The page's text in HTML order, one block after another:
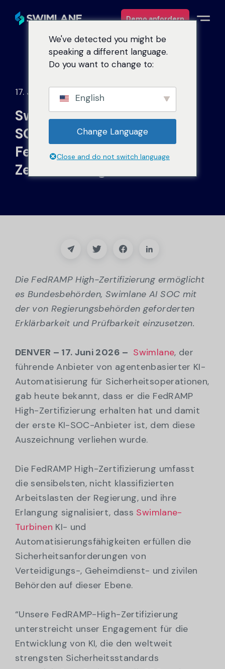
Demo anfordern
Warum Swimlane
Lösungen
Produkte
Dienstleistungen
Ressourcen
Blog
Unterstützung
Deutsch
Demo anfordern
17. Juni 2026
Swimlane ist die erste KI-
SOC-Plattform, die die
FedRAMP-High-
Zertifizierung erhält.
Die FedRAMP High-Zertifizierung ermöglicht
es Bundesbehörden, Swimlane AI SOC mit
der von Regierungsbehörden geforderten
Erklärbarkeit und Prüfbarkeit einzusetzen.
DENVER – 17. Juni 2026 – Swimlane, der
führende Anbieter von agentenbasierter KI-
Automatisierung für Sicherheitsoperationen,
gab heute bekannt, dass er die FedRAMP
High-Zertifizierung erhalten hat und damit
der erste KI-SOC-Anbieter ist, dem diese
Auszeichnung verliehen wurde.
Die FedRAMP High-Zertifizierung umfasst
die sensibelsten, nicht klassifizierten
Arbeitslasten der Regierung, und ihre
Erlangung signalisiert, dass Swimlane-
Turbinen KI- und
Automatisierungsfähigkeiten erfüllen die
Sicherheitsanforderungen von
Verteidigungs-, Geheimdienst- und zivilen
Behörden auf dieser Ebene.
“Unsere FedRAMP-High-Zertifizierung
unterstreicht unser Engagement für die
Entwicklung von KI, die den weltweit
strengsten Sicherheitsstandards
We've detected you might be
speaking a different language.
Do you want to change to:
English
Change Language
Close and do not switch language